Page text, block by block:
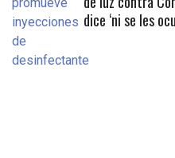
dice ‘ni se les